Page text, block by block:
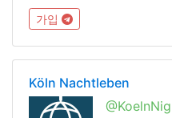
Regeln:t.me/
Gruppe:https://t.me/
가입
Köln Nachtleben